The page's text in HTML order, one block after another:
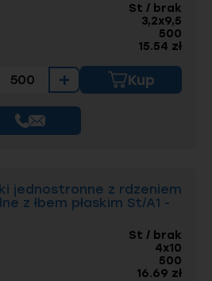
St / brak
3,2x9,5
500
15.54 zł
+ Kup
jednostronne z rdzeniem
z łbem płaskim St/A1 -
St / brak
4x10
500
16.69 zł